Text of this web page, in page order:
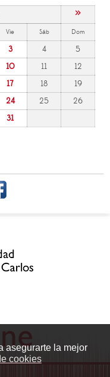
asegurarte la mejor
cookies
»
Vie Sáb Dom
3 4
5
10 11
12
17 18
19
24 25
26
31